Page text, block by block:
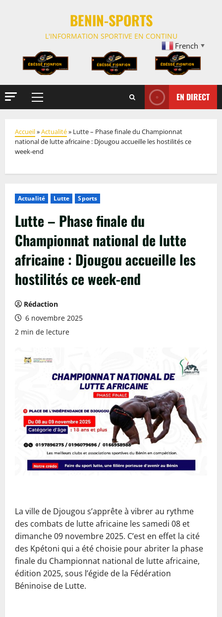
BENIN-SPORTS
L'INFORMATION SPORTIVE EN CONTINU
French ▼
EN DIRECT
Accueil»Actualité» Lutte – Phase finale du Championnat
national de lutte africaine : Djougou accueille les hostilités ce
week-end
Actualité Lutte Sports
Lutte – Phase finale du
Championnat national de lutte
africaine : Djougou accueille les
hostilités ce week-end
Rédaction
6 novembre 2025
2 min de lecture
La ville de Djougou s’apprête à vibrer au rythme
des combats de lutte africaine les samedi 08 et
dimanche 09 novembre 2025. C’est en effet la cité
des Kpétoni qui a été choisie pour abriter la phase
finale du Championnat national de lutte africaine,
édition 2025, sous l’égide de la Fédération
Béninoise de Lutte.